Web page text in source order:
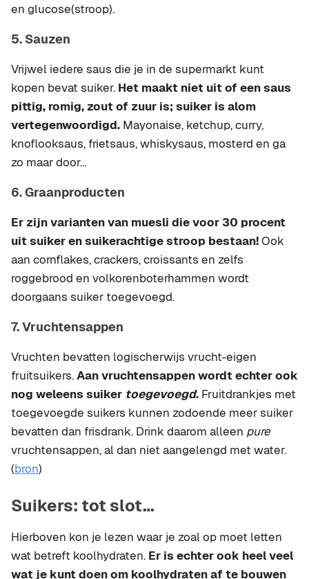
en glucose(stroop).
5. Sauzen
Vrijwel iedere saus die je in de supermarkt kunt
kopen bevat suiker. Het maakt niet uit of een saus
pittig, romig, zout of zuur is; suiker is alom
vertegenwoordigd. Mayonaise, ketchup, curry,
knoflooksaus, frietsaus, whiskysaus, mosterd en ga
zo maar door…
6. Graanproducten
Er zijn varianten van muesli die voor 30 procent
uit suiker en suikerachtige stroop bestaan!Ook
aan cornflakes, crackers, croissants en zelfs
roggebrood en volkorenboterhammen wordt
doorgaans suiker toegevoegd.
7. Vruchtensappen
Vruchten bevatten logischerwijs vrucht-eigen
fruitsuikers.Aan vruchtensappen wordt echter ook
nog weleens suiker toegevoegd. Fruitdrankjes met
toegevoegde suikers kunnen zodoende meer suiker
bevatten dan frisdrank. Drink daarom alleen pure
vruchtensappen, al dan niet aangelengd met water.
(bron)
Suikers: tot slot…
Hierboven kon je lezen waar je zoal op moet letten
wat betreft koolhydraten. Er is echter ook heel veel
wat je kunt doen om koolhydraten af te bouwen